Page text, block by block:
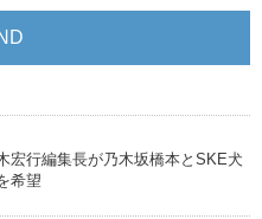
宏行編集長が乃木坂橋本とSKE犬
希望